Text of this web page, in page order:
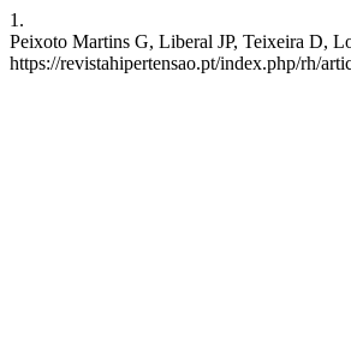
1.
Peixoto Martins G, Liberal JP, Teixeira D,
https://revistahipertensao.pt/index.php/rh/